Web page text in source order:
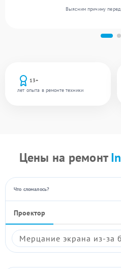
13+
лет опыта в ремонте техники
Выясним причину
Цены на ремонт
Что сломалось?
Проектор
Мерцание экрана из-за